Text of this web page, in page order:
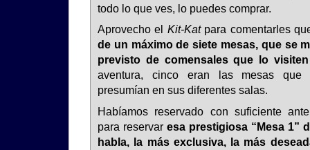
todo lo que ves, lo puedes comprar.
Aprovecho el Kit-Katpara comentarles
de un máximo de siete mesas, que se
previsto de comensales que lo
aventura, cinco eran las mesas que
presumían en sus diferentes salas.
Habíamos reservado con suficiente
para reservaresa prestigiosa “Mesa 1”
habla, la más exclusiva, la más